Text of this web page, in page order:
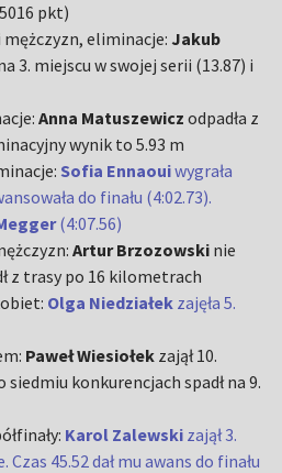
pkt)
eliminacje: Jakub
3. miejscu w swojej serii (13.87) i
Anna Matuszewicz odpadła z
wynik to 5.93 m
Sofia Ennaouiwygrała
do finału (4:02.73).
(4:07.56)
Artur Brzozowski nie
z trasy po 16 kilometrach
Olga Niedziałek zajęła 5.
Paweł Wiesiołek zajął 10.
siedmiu konkurencjach spadł na 9.
Karol Zalewski zajął 3.
45.52 dał mu awans do finału